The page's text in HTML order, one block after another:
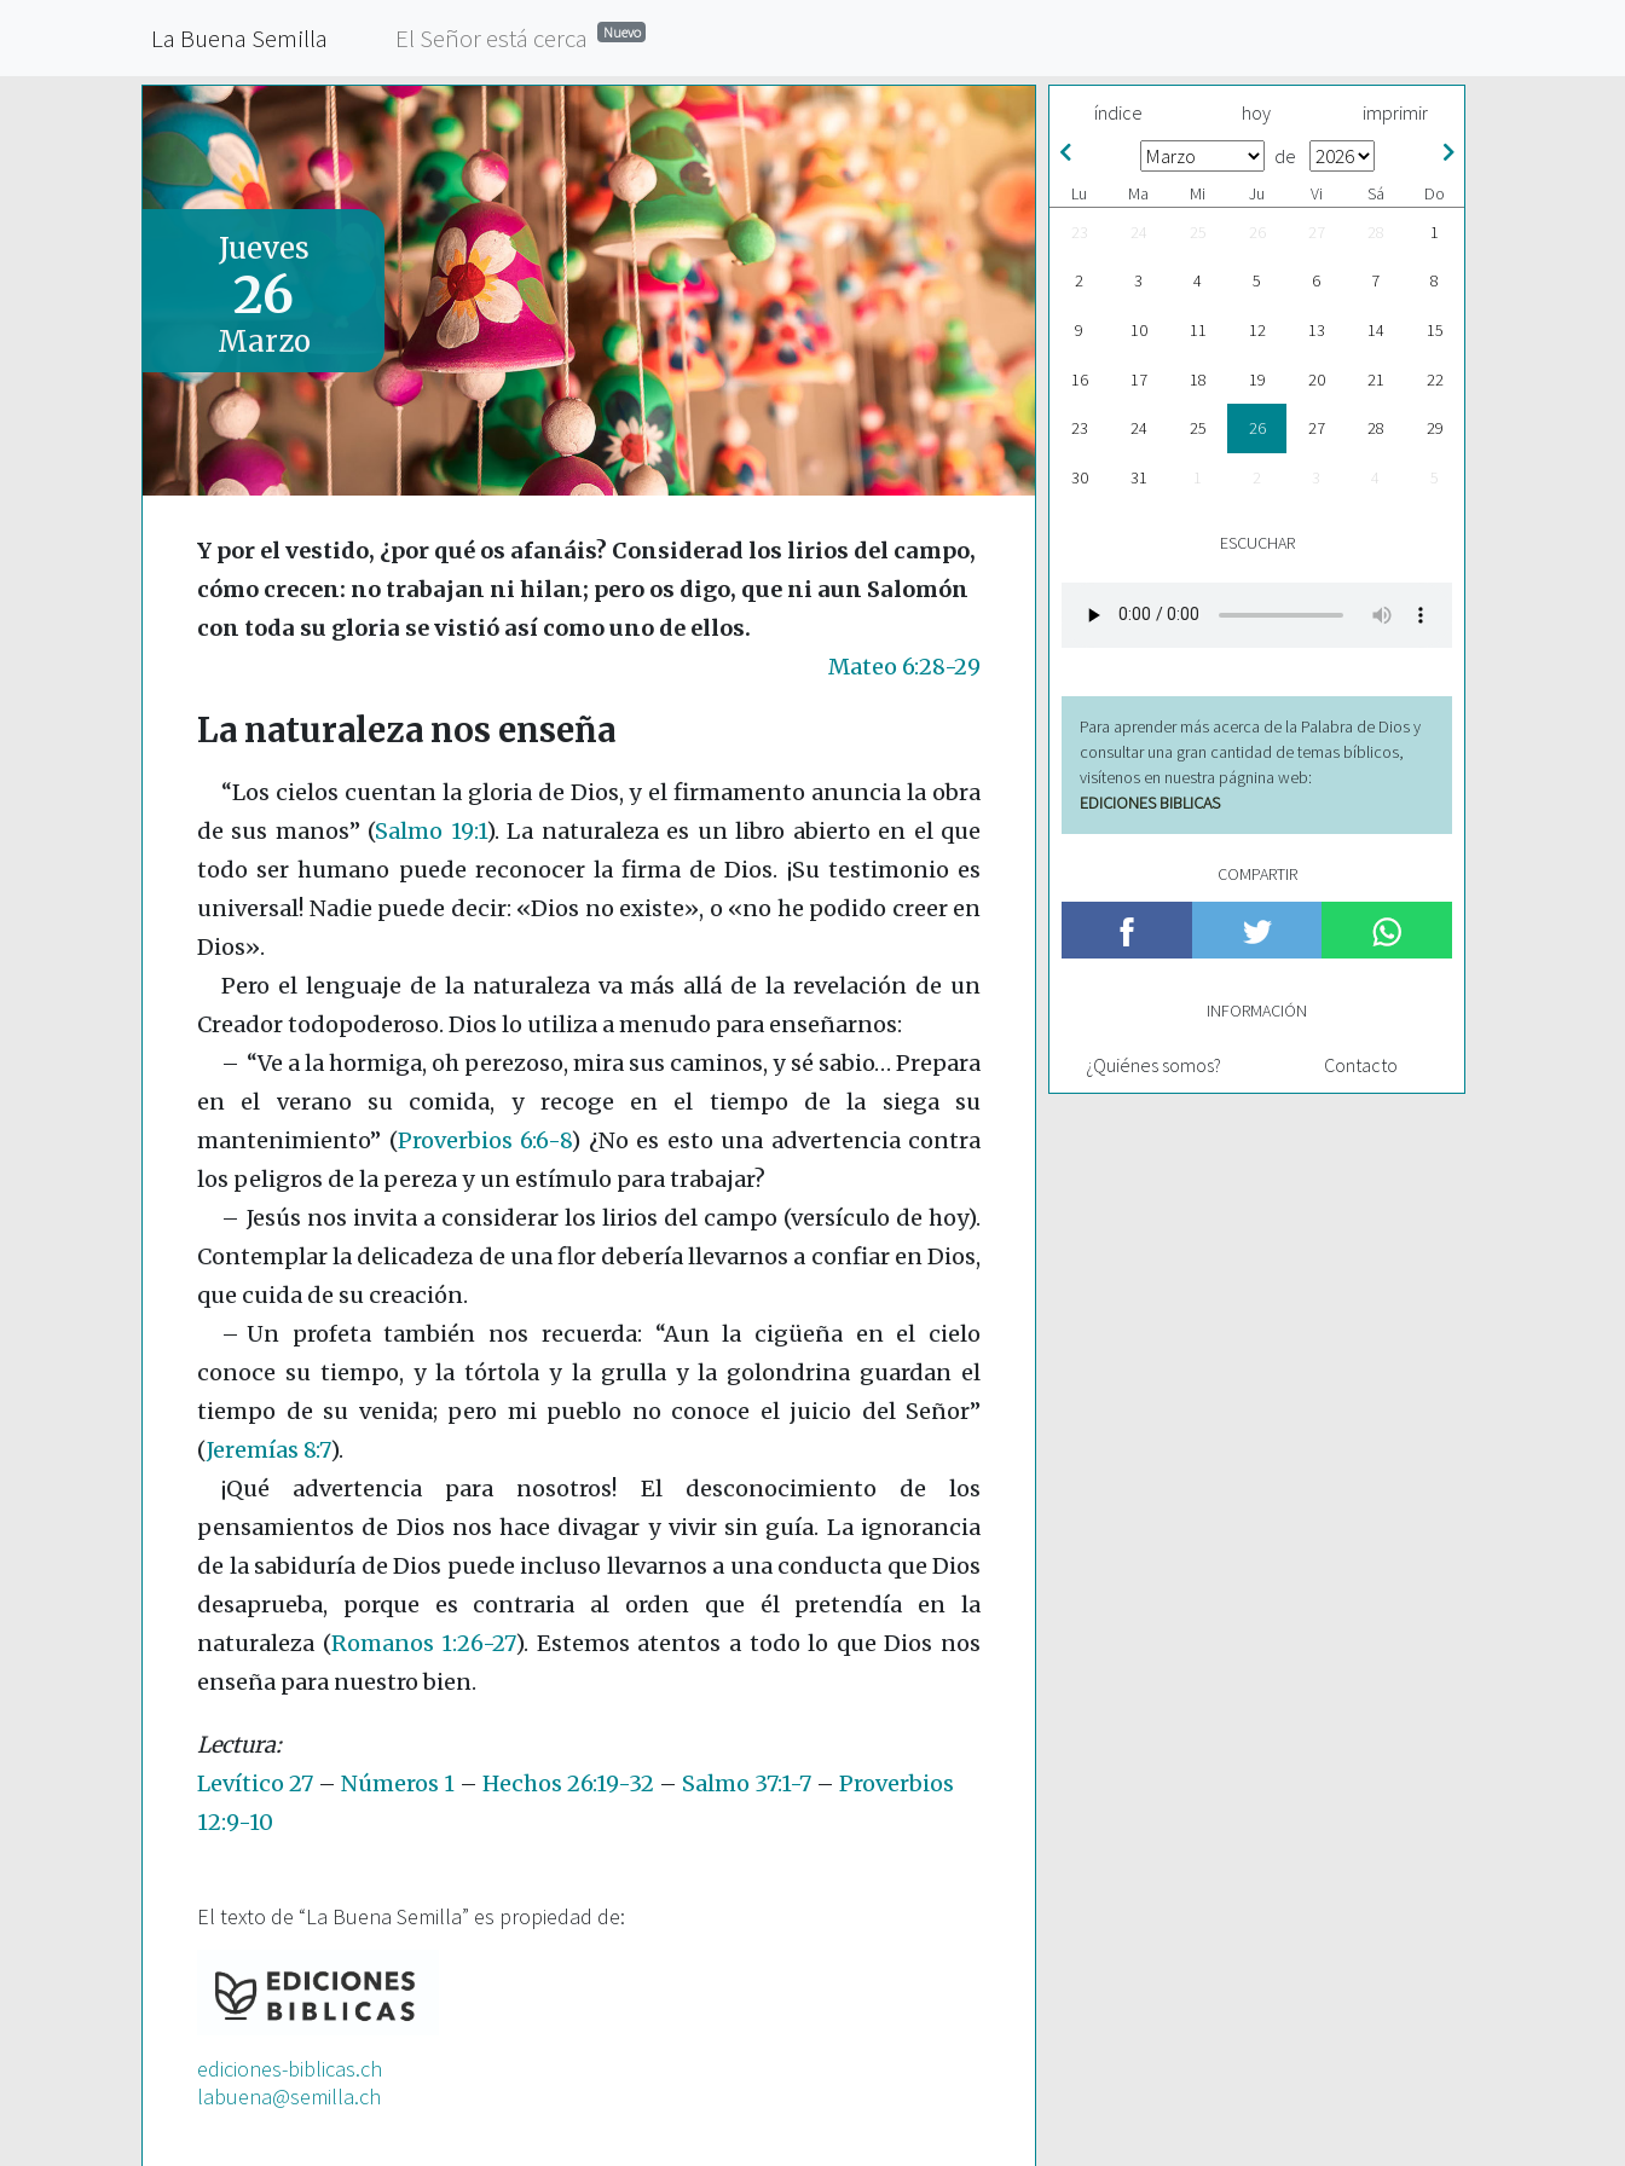
La Buena Semilla El Señor está cerca Nuevo
Jueves
26
Marzo
Y por el vestido, ¿por qué os afanáis? Considerad los lirios del campo,
cómo crecen: no trabajan ni hilan; pero os digo, que ni aun Salomón
con toda su gloria se vistió así como uno de ellos.
Mateo 6:28-29
La naturaleza nos enseña
“Los cielos cuentan la gloria de Dios, y el firmamento anuncia la obra
de sus manos” (Salmo 19:1). La naturaleza es un libro abierto en el que
todo ser humano puede reconocer la firma de Dios. ¡Su testimonio es
universal! Nadie puede decir: «Dios no existe», o «no he podido creer en
Dios».
Pero el lenguaje de la naturaleza va más allá de la revelación de un
Creador todopoderoso. Dios lo utiliza a menudo para enseñarnos:
– “Ve a la hormiga, oh perezoso, mira sus caminos, y sé sabio… Prepara
en el verano su comida, y recoge en el tiempo de la siega su
mantenimiento” (Proverbios 6:6-8) ¿No es esto una advertencia contra
los peligros de la pereza y un estímulo para trabajar?
– Jesús nos invita a considerar los lirios del campo (versículo de hoy).
Contemplar la delicadeza de una flor debería llevarnos a confiar en Dios,
que cuida de su creación.
– Un profeta también nos recuerda: “Aun la cigüeña en el cielo
conoce su tiempo, y la tórtola y la grulla y la golondrina guardan el
tiempo de su venida; pero mi pueblo no conoce el juicio del Señor”
(Jeremías 8:7).
¡Qué advertencia para nosotros! El desconocimiento de los
pensamientos de Dios nos hace divagar y vivir sin guía. La ignorancia
de la sabiduría de Dios puede incluso llevarnos a una conducta que Dios
desaprueba, porque es contraria al orden que él pretendía en la
naturaleza (Romanos 1:26-27). Estemos atentos a todo lo que Dios nos
enseña para nuestro bien.
Levítico 27 – Números 1 – Hechos 26:19-32 – Salmo 37:1-7 – Proverbios
12:9-10
El texto de “La Buena Semilla” es propiedad de:
ediciones-biblicas.ch
labuena@semilla.ch
índice hoy imprimir
de
Lu Ma Mi Ju Vi Sá
Do
23
24 25 26 27 28 1
2 3 4 5 6 7 8
9 10 11 12 13 14 15
16 17 18 19 20 21 22
23 24 25 26 27 28 29
30 31 1 2 3 4 5
ESCUCHAR
Para aprender más acerca de la Palabra de Dios y
consultar una gran cantidad de temas bíblicos,
visítenos en nuestra págnina web:
EDICIONES BIBLICAS
COMPARTIR
INFORMACIÓN
¿Quiénes somos? Contacto